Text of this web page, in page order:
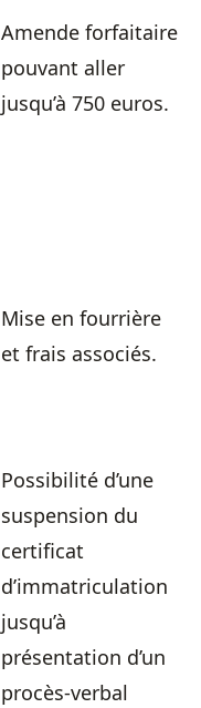
Amende forfaitaire
pouvant aller
jusqu’à 750 euros.
Mise en fourrière
et frais associés.
Possibilité d’une
suspension du
certificat
d’immatriculation
jusqu’à
présentation d’un
procès-verbal